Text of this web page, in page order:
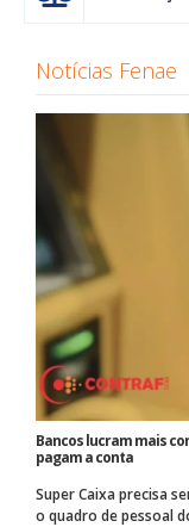
Notícias Fenae
Bancos lucram mais
pagam a conta
Super Caixa precisa
o quadro de pessoal